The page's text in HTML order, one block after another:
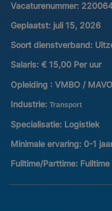
Vacaturenummer:
Geplaatst: juli 15, 2026
Soort dienstverband:
Salaris: € 15,00 Per uur
Opleiding : VMBO / MAVO
Industrie: Transport
Specialisatie: Logistiek
Minimale ervaring: 0-1
Fulltime/Parttime: Fulltime